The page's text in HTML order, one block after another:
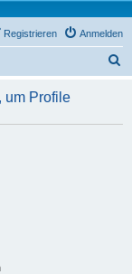
Anmelden
Registrieren
h
um Profile